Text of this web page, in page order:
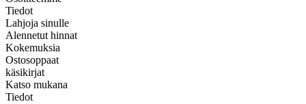
Tiedot
Lahjoja sinulle
Alennetut hinnat
Kokemuksia
Ostosoppaat
käsikirjat
Katso mukana
Tiedot